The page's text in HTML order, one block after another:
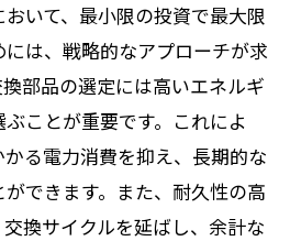
いて、最小限の投資で最大限
は、戦略的なアプローチが求
部品の選定には高いエネルギ
ことが重要です。これによ
る電力消費を抑え、長期的な
できます。また、耐久性の高
換サイクルを延ばし、余計な